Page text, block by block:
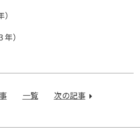
）
：
楽
一覧 次の記事：
選